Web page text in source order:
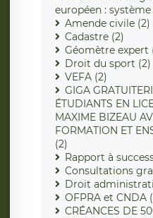
européen : système
Amende civile (2)
Cadastre (2)
Géomètre expert
Droit du sport (2)
VEFA (2)
GIGA
ÉTUDIANTS EN
MAXIME BIZEAU
FORMATION ET
(2)
Rapport à
Consultations
Droit
OFPRA et CNDA
CRÉANCES DE